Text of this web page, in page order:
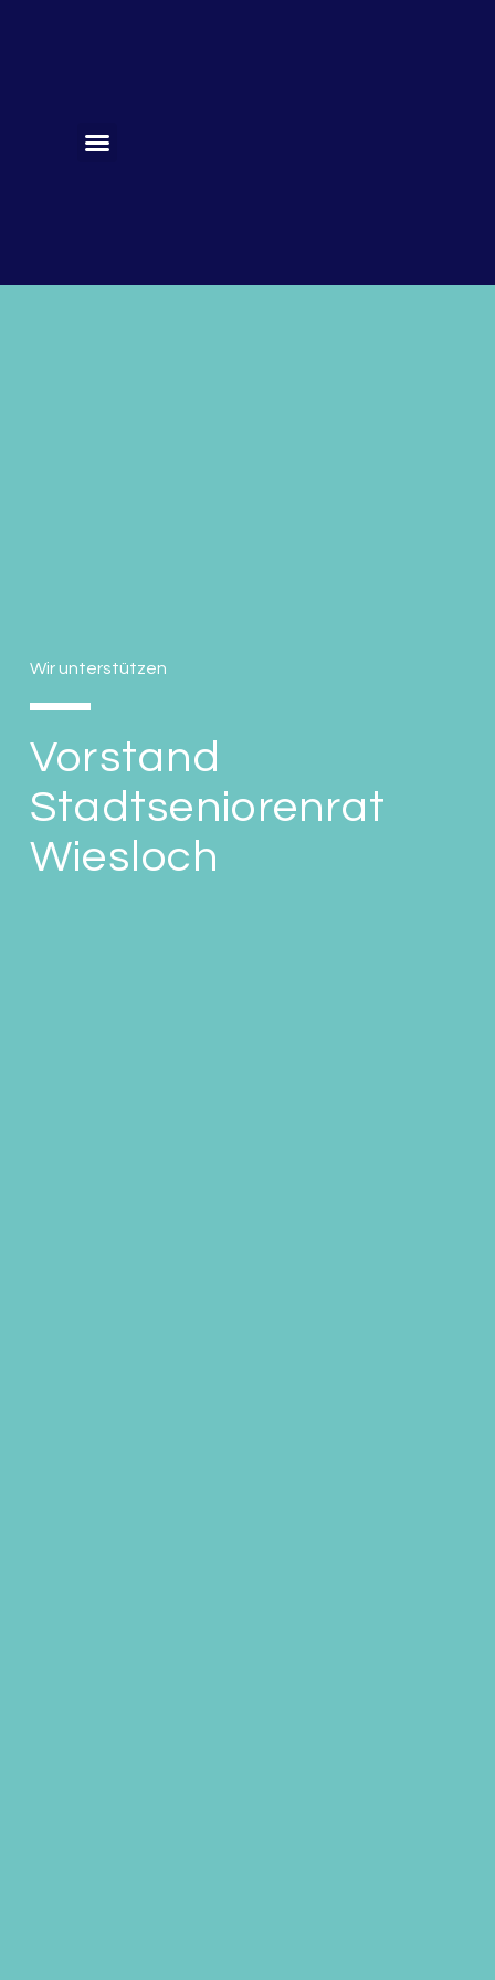
Wir unterstützen
Vorstand
Stadtseniorenrat
Wiesloch